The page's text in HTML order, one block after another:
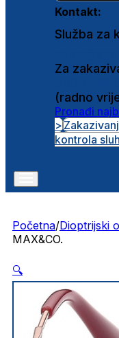
Kontakt:
Služba za
Za
(radno
Pronađi
>
kontrola
Početna/Dioptrijski
MAX&CO.
🔍